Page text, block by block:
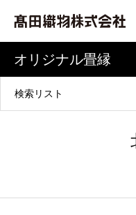
オリジナル畳縁
検索リスト